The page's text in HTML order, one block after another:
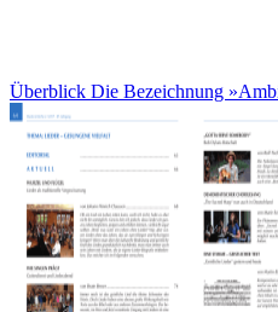
Überblick Die Bezeichnung